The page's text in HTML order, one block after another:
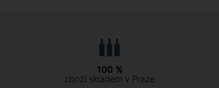
100 %
zboží skladem v Praze